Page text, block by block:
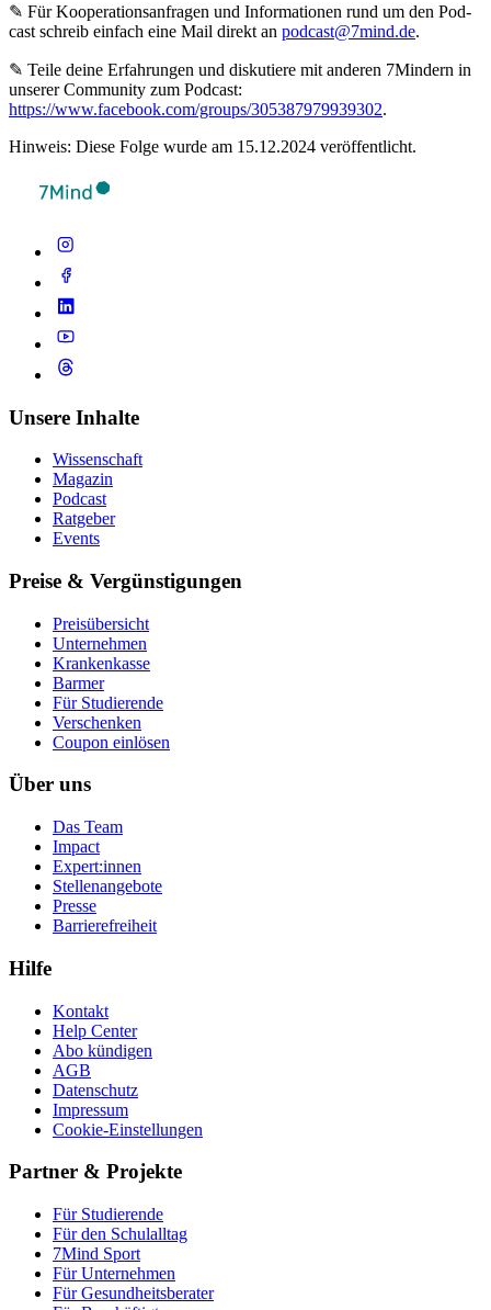
✎ Für Koope­ra­ti­ons­an­fra­gen und Infor­ma­tio­nen rund um den Pod­
cast schreib ein­fach eine Mail direkt an podcast@7mind.de.
✎ Teile deine Erfahrungen und diskutiere mit anderen 7Mindern in
unserer Community zum Podcast:
https://www.facebook.com/groups/305387979939302.
Hinweis: Diese Folge wurde am 15.12.2024 veröffentlicht.
Unsere Inhalte
Wissenschaft
Magazin
Podcast
Ratgeber
Events
Preise & Vergünstigungen
Preisübersicht
Unternehmen
Krankenkasse
Barmer
Für Studierende
Ver­schen­ken
Coupon einlösen
Über uns
Das Team
Impact
Expert:innen
Stellenangebote
Presse
Barrierefreiheit
Hilfe
Kontakt
Help Center
Abo kündigen
AGB
Datenschutz
Impressum
Cookie-Einstellungen
Partner & Projekte
Für Stu­die­rende
Für den Schulalltag
7Mind Sport
Für Unter­neh­men
Für Gesund­heits­be­ra­ter